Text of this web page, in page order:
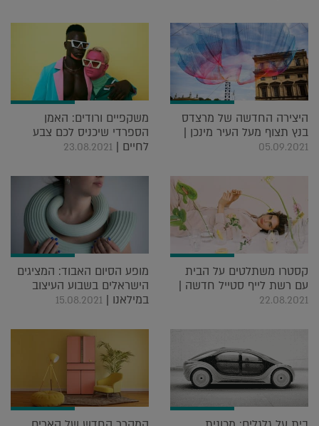
היצירה החדשה של מרצדס
בנץ תצוף מעל העיר מינכן |
05.09.2021
משקפיים ורודים: האמן
הספרדי שיכניס לכם צבע
לחיים | 23.08.2021
קסטרו משתלטים על הבית
עם רשת לייף סטייל חדשה |
22.08.2021
מופע הסיום האבוד: המציגים
הישראלים בשבוע העיצוב
במילאנו | 15.08.2021